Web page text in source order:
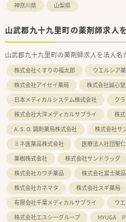
神奈川県
山梨県
山武郡九十九里町の薬剤師求人
山武郡九十九里町の薬剤師求人を法人名
株式会社くすりの福太郎
ウエルシア
株式会社アイセイ薬局
株式会社誠心
日本メディカルシステム株式会社
ク
株式会社大洋メディカルサプライ
株
A. S. O. 調剤薬局株式会社
株式会社サ
ミネ医薬品株式会社
医療法人社団聖
薬樹株式会社
株式会社サンドラッグ
株式会社カワチ薬品
株式会社富士薬品
株式会社カネマタ
株式会社スギ薬局
有限会社千葉メディカルサプライ
ウ
株式会社エスシーグループ
HYUGA